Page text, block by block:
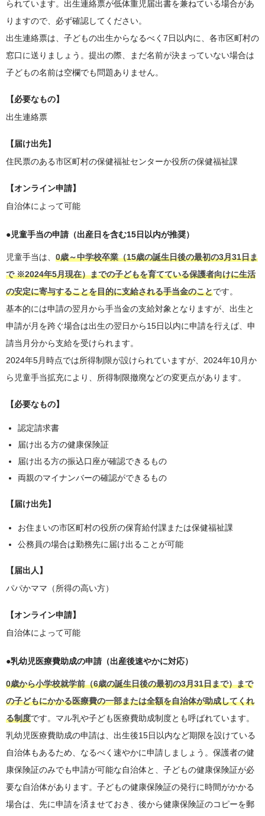
られています。出生連絡票が低体重児届出書を兼ねている場合があ
りますので、必ず確認してください。
出生連絡票は、子どもの出生からなるべく7日以内に、各市区町村の
窓口に送りましょう。提出の際、まだ名前が決まっていない場合は
子どもの名前は空欄でも問題ありません。
【必要なもの】
出生連絡票
【届け出先】
住民票のある市区町村の保健福祉センターか役所の保健福祉課
【オンライン申請】
自治体によって可能
●児童手当の申請（出産日を含む15日以内が推奨）
児童手当は、 0歳～中学校卒業（15歳の誕生日後の最初の3月31日ま
で ※2024年5月現在）までの子どもを育てている保護者向けに生活
の安定に寄与することを目的に支給される手当金のことです。
基本的には申請の翌月から手当金の支給対象となりますが、出生と
申請が月を跨ぐ場合は出生の翌日から15日以内に申請を行えば、申
請当月分から支給を受けられます。
2024年5月時点では所得制限が設けられていますが、2024年10月か
ら児童手当拡充により、所得制限撤廃などの変更点があります。
【必要なもの】
認定請求書
届け出る方の健康保険証
届け出る方の振込口座が確認できるもの
両親のマイナンバーの確認ができるもの
【届け出先】
お住まいの市区町村の役所の保育給付課または保健福祉課
公務員の場合は勤務先に届け出ることが可能
【届出人】
パパかママ（所得の高い方）
【オンライン申請】
自治体によって可能
●乳幼児医療費助成の申請（出産後速やかに対応）
0歳から小学校就学前（6歳の誕生日後の最初の3月31日まで）まで
の子どもにかかる医療費の一部または全額を自治体が助成してくれ
る制度です。マル乳や子ども医療費助成制度とも呼ばれています。
乳幼児医療費助成の申請は、出生後15日以内など期限を設けている
自治体もあるため、なるべく速やかに申請しましょう。保護者の健
康保険証のみでも申請が可能な自治体と、子どもの健康保険証が必
要な自治体があります。子どもの健康保険証の発行に時間がかかる
場合は、先に申請を済ませておき、後から健康保険証のコピーを郵